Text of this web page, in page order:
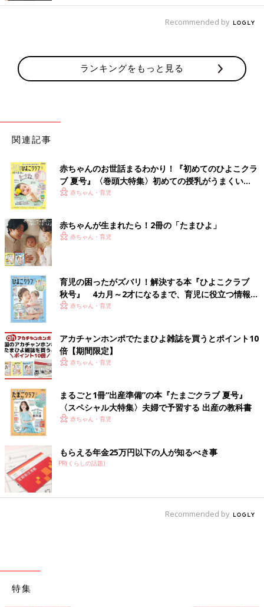
Recommended by
ランキングをもっと見る
関連記事
赤ちゃんのお世話まるわかり！『初めてのひよこクラ
ブ 夏号』〈巻頭大特集〉初めての授乳がうまくい
く！ おっぱい・ミルクの基本と夏のトラブル 解決テ
赤ちゃん・育児
赤ちゃんが生まれたら！2冊の「たまひよ」
赤ちゃん・育児
育児の困ったがズバリ！解決する本『ひよこクラブ
秋号』 4カ月～2才になるまで、育児に役立つ情報が
いっぱい！
赤ちゃん・育児
アカチャンホンポでたまひよ雑誌を買うとポイント10
倍【期間限定】
赤ちゃん・育児
まるごと1冊“出産準備”の本『たまごクラブ 夏号』
〈スペシャル大特集〉夫婦で予習する 出産の教科書
赤ちゃん・育児
もらえる年金25万円以下の人が知るべき事
PR(くらしの話題)
Recommended by
特集